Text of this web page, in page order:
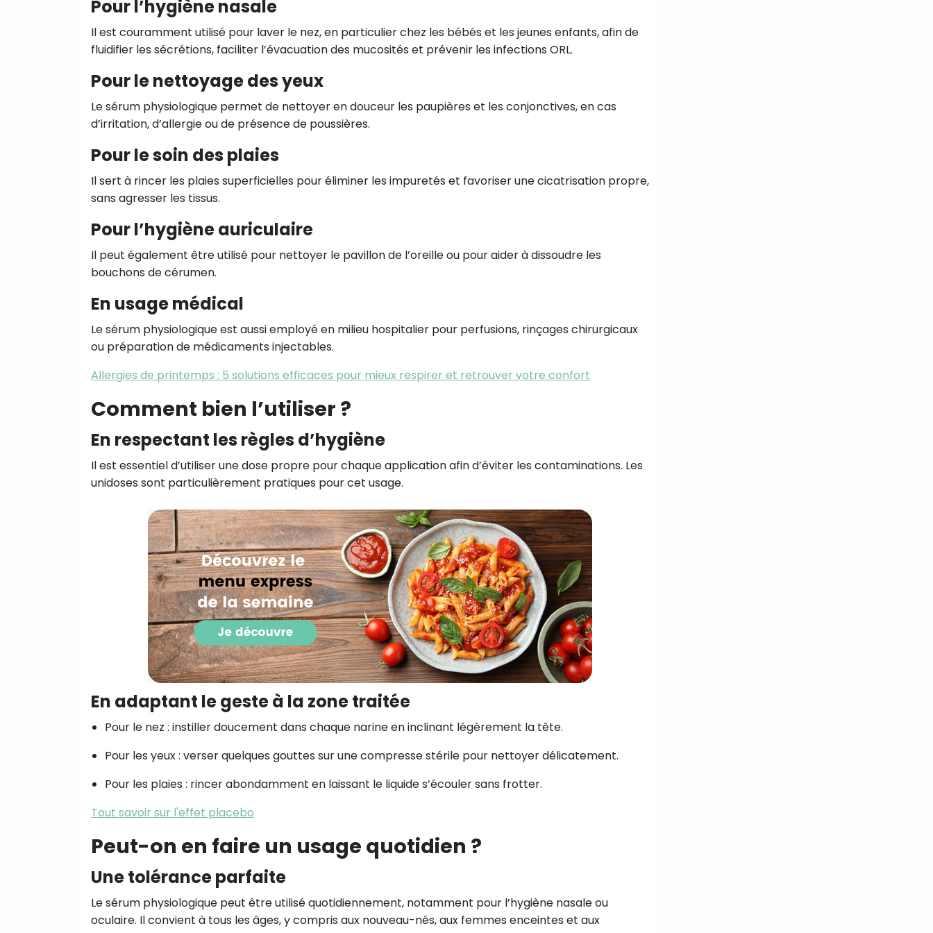
Pour l’hygiène nasale
Il est couramment utilisé pour laver le nez, en particulier chez les bébés et les jeunes enfants, afin de
fluidifier les sécrétions, faciliter l’évacuation des mucosités et prévenir les infections ORL.
Pour le nettoyage des yeux
Le sérum physiologique permet de nettoyer en douceur les paupières et les conjonctives, en cas
d’irritation, d’allergie ou de présence de poussières.
Pour le soin des plaies
Il sert à rincer les plaies superficielles pour éliminer les impuretés et favoriser une cicatrisation propre,
sans agresser les tissus.
Pour l’hygiène auriculaire
Il peut également être utilisé pour nettoyer le pavillon de l’oreille ou pour aider à dissoudre les
bouchons de cérumen.
En usage médical
Le sérum physiologique est aussi employé en milieu hospitalier pour perfusions, rinçages chirurgicaux
ou préparation de médicaments injectables.
Allergies de printemps : 5 solutions efficaces pour mieux respirer et retrouver votre confort
Comment bien l’utiliser ?
En respectant les règles d’hygiène
Il est essentiel d’utiliser une dose propre pour chaque application afin d’éviter les contaminations. Les
unidoses sont particulièrement pratiques pour cet usage.
En adaptant le geste à la zone traitée
Pour le nez : instiller doucement dans chaque narine en inclinant légèrement la tête.
Pour les yeux : verser quelques gouttes sur une compresse stérile pour nettoyer délicatement.
Pour les plaies : rincer abondamment en laissant le liquide s’écouler sans frotter.
Tout savoir sur l'effet placebo
Peut-on en faire un usage quotidien ?
Une tolérance parfaite
Le sérum physiologique peut être utilisé quotidiennement, notamment pour l’hygiène nasale ou
oculaire. Il convient à tous les âges, y compris aux nouveau-nés, aux femmes enceintes et aux